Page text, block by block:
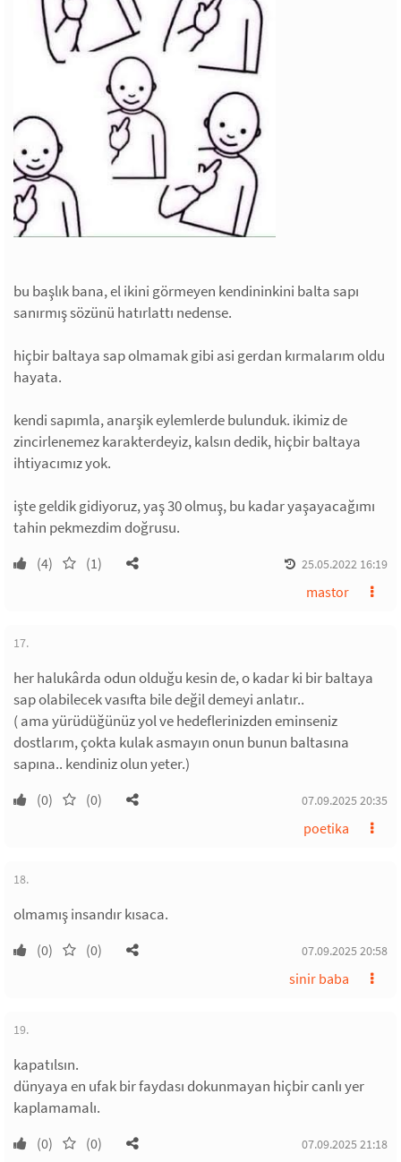
bu başlık bana, el ikini görmeyen kendininkini balta sapı
sanırmış sözünü hatırlattı nedense.
hiçbir baltaya sap olmamak gibi asi gerdan kırmalarım oldu
hayata.
kendi sapımla, anarşik eylemlerde bulunduk. ikimiz de
zincirlenemez karakterdeyiz, kalsın dedik, hiçbir baltaya
ihtiyacımız yok.
işte geldik gidiyoruz, yaş 30 olmuş, bu kadar yaşayacağımı
tahin pekmezdim doğrusu.
(4) (1) 25.05.2022 16:19
mastor
17.
her halukârda odun olduğu kesin de, o kadar ki bir baltaya
sap olabilecek vasıfta bile değil demeyi anlatır..
( ama yürüdüğünüz yol ve hedeflerinizden eminseniz
dostlarım, çokta kulak asmayın onun bunun baltasına
sapına.. kendiniz olun yeter.)
(0) (0) 07.09.2025 20:35
poetika
18.
olmamış insandır kısaca.
(0) (0) 07.09.2025 20:58
sinir baba
19.
kapatılsın.
dünyaya en ufak bir faydası dokunmayan hiçbir canlı yer
kaplamamalı.
(0) (0) 07.09.2025 21:18